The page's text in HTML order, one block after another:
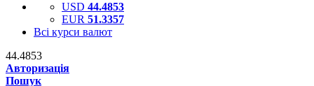
USD 44.4853
EUR 51.3357
Всі курси валют
44.4853
Авторизація
Пошук